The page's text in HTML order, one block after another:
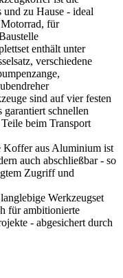
zu Hause - ideal
für
enthält unter
verschiedene
sind auf vier festen
schnellen
beim Transport
Koffer aus Aluminium ist
auch abschließbar - so
Zugriff und
Werkzeugset
für ambitionierte
- abgesichert durch